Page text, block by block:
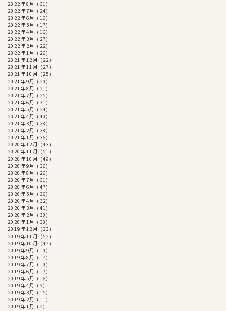
2022年8月 (31)
2022年7月 (24)
2022年6月 (16)
2022年5月 (17)
2022年4月 (16)
2022年3月 (27)
2022年2月 (22)
2022年1月 (26)
2021年12月 (22)
2021年11月 (27)
2021年10月 (25)
2021年9月 (20)
2021年8月 (21)
2021年7月 (25)
2021年6月 (31)
2021年5月 (24)
2021年4月 (40)
2021年3月 (38)
2021年2月 (38)
2021年1月 (36)
2020年12月 (43)
2020年11月 (51)
2020年10月 (49)
2020年9月 (36)
2020年8月 (26)
2020年7月 (31)
2020年6月 (47)
2020年5月 (36)
2020年4月 (32)
2020年3月 (41)
2020年2月 (30)
2020年1月 (30)
2019年12月 (33)
2019年11月 (52)
2019年10月 (47)
2019年9月 (10)
2019年8月 (17)
2019年7月 (10)
2019年6月 (17)
2019年5月 (16)
2019年4月 (9)
2019年3月 (15)
2019年2月 (11)
2019年1月 (2)